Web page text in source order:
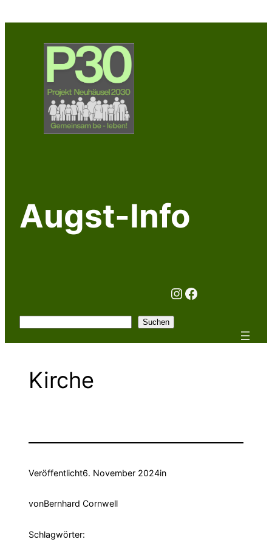
Inhalt
Augst-Info
Instagram
Facebook
Suchen
Kirche
Veröffentlicht6. November 2024in
vonBernhard Cornwell
Schlagwörter: